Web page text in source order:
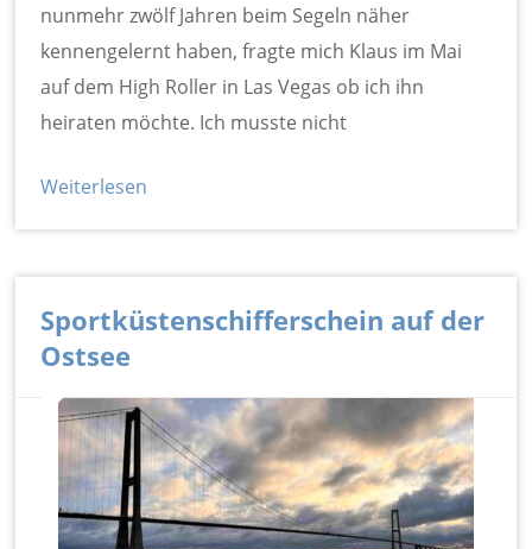
nunmehr zwölf Jahren beim Segeln näher
kennengelernt haben, fragte mich Klaus im Mai
auf dem High Roller in Las Vegas ob ich ihn
heiraten möchte. Ich musste nicht
Weiterlesen
Sportküstenschifferschein auf der
Ostsee